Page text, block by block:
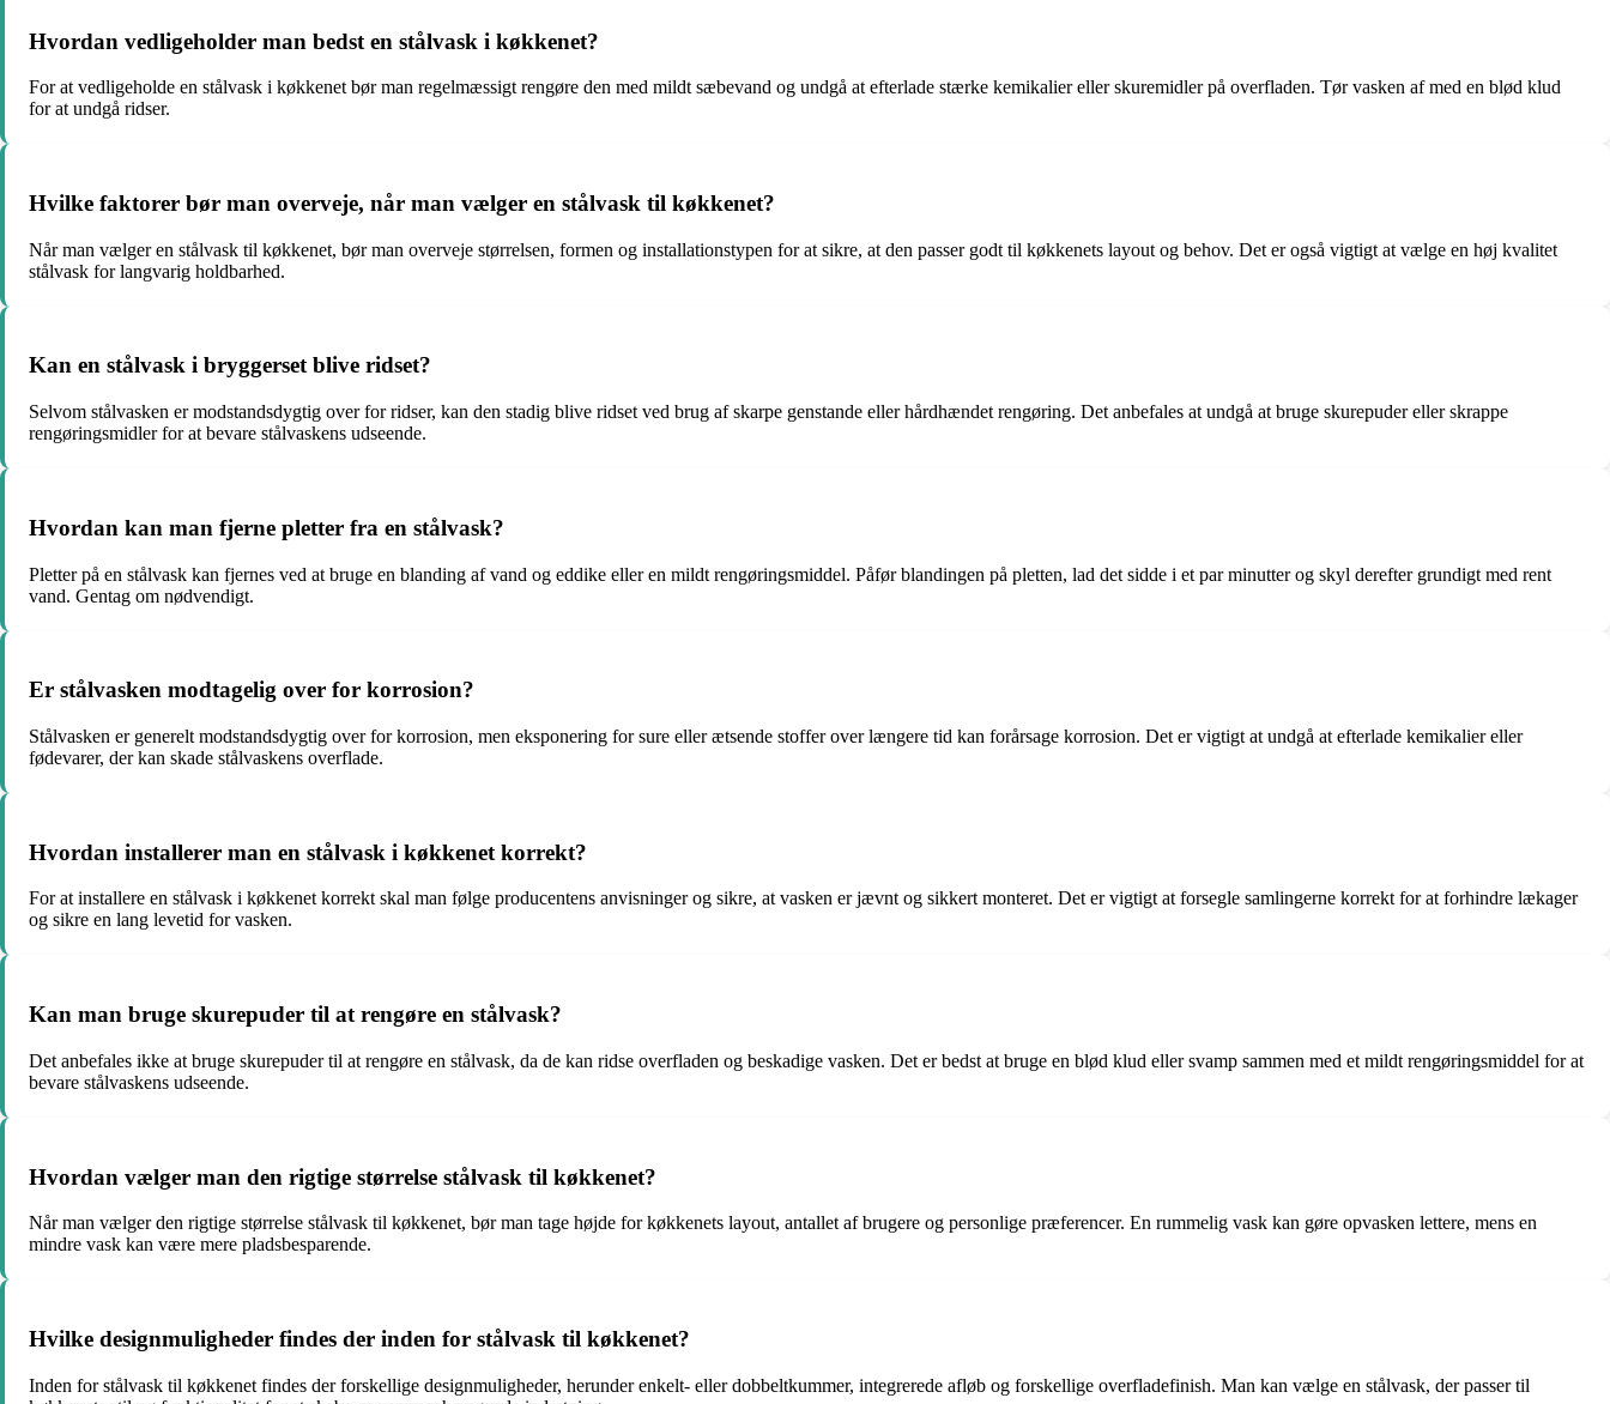
Hvordan vedligeholder man bedst en stålvask i køkkenet?
For at vedligeholde en stålvask i køkkenet bør man regelmæssigt rengøre den med mildt sæbevand og undgå at efterlade stærke kemikalier eller skuremidler på overfladen. Tør vasken af med en blød klud
for at undgå ridser.
Hvilke faktorer bør man overveje, når man vælger en stålvask til køkkenet?
Når man vælger en stålvask til køkkenet, bør man overveje størrelsen, formen og installationstypen for at sikre, at den passer godt til køkkenets layout og behov. Det er også vigtigt at vælge en høj kvalitet
stålvask for langvarig holdbarhed.
Kan en stålvask i bryggerset blive ridset?
Selvom stålvasken er modstandsdygtig over for ridser, kan den stadig blive ridset ved brug af skarpe genstande eller hårdhændet rengøring. Det anbefales at undgå at bruge skurepuder eller skrappe
rengøringsmidler for at bevare stålvaskens udseende.
Hvordan kan man fjerne pletter fra en stålvask?
Pletter på en stålvask kan fjernes ved at bruge en blanding af vand og eddike eller en mildt rengøringsmiddel. Påfør blandingen på pletten, lad det sidde i et par minutter og skyl derefter grundigt med rent
vand. Gentag om nødvendigt.
Er stålvasken modtagelig over for korrosion?
Stålvasken er generelt modstandsdygtig over for korrosion, men eksponering for sure eller ætsende stoffer over længere tid kan forårsage korrosion. Det er vigtigt at undgå at efterlade kemikalier eller
fødevarer, der kan skade stålvaskens overflade.
Hvordan installerer man en stålvask i køkkenet korrekt?
For at installere en stålvask i køkkenet korrekt skal man følge producentens anvisninger og sikre, at vasken er jævnt og sikkert monteret. Det er vigtigt at forsegle samlingerne korrekt for at forhindre lækager
og sikre en lang levetid for vasken.
Kan man bruge skurepuder til at rengøre en stålvask?
Det anbefales ikke at bruge skurepuder til at rengøre en stålvask, da de kan ridse overfladen og beskadige vasken. Det er bedst at bruge en blød klud eller svamp sammen med et mildt rengøringsmiddel for at
bevare stålvaskens udseende.
Hvordan vælger man den rigtige størrelse stålvask til køkkenet?
Når man vælger den rigtige størrelse stålvask til køkkenet, bør man tage højde for køkkenets layout, antallet af brugere og personlige præferencer. En rummelig vask kan gøre opvasken lettere, mens en
mindre vask kan være mere pladsbesparende.
Hvilke designmuligheder findes der inden for stålvask til køkkenet?
Inden for stålvask til køkkenet findes der forskellige designmuligheder, herunder enkelt- eller dobbeltkummer, integrerede afløb og forskellige overfladefinish. Man kan vælge en stålvask, der passer til